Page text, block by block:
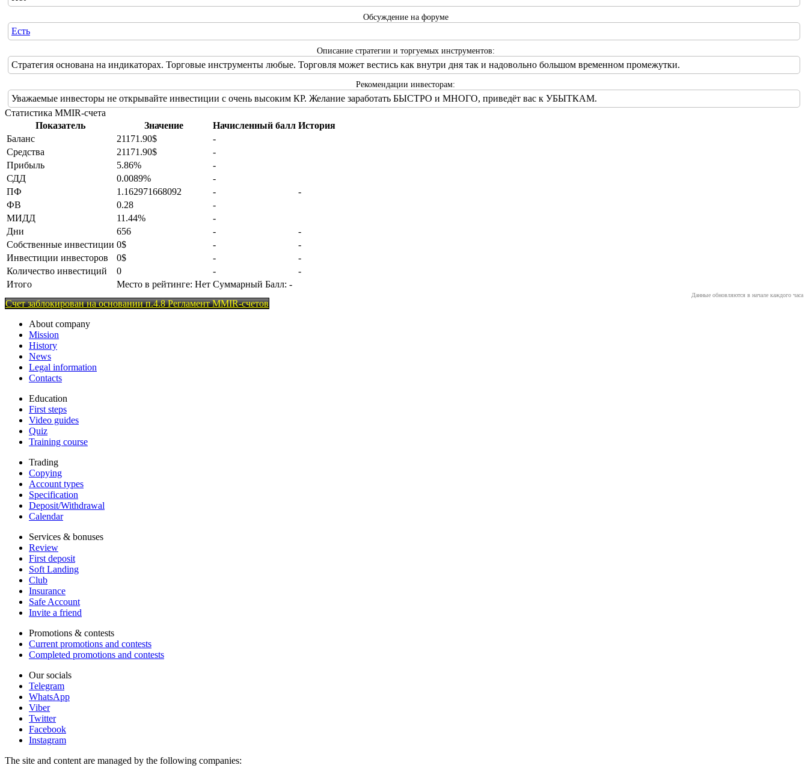
Обсуждение на форуме
Есть
Описание стратегии и торгуемых инструментов:
Стратегия основана на индикаторах. Торговые инструменты любые. Торговля может вестись как внутри дня так и надовольно большом временном промежутки.
Рекомендации инвесторам:
Уважаемые инвесторы не открывайте инвестиции с очень высоким КР. Желание заработать БЫСТРО и МНОГО, приведёт вас к УБЫТКАМ.
Статистика MMIR-счета
Показатель
Значение Начисленный балл История
Баланс
21171.90$
-
Средства
21171.90$
-
Прибыль
5.86%
-
СДД
0.0089%
-
ПФ
1.162971668092 -
-
ФВ
0.28
-
МИДД
11.44%
-
Дни
656 -
-
Собственные инвестиции 0$ -
-
Инвестиции инвесторов
0$ -
-
Количество инвестиций
0 -
-
Итого
Место в рейтинге: Нет Суммарный Балл: -
Данные обновляются в начале каждого часа
Счет заблокирован на основании п.4.8 Регламент MMIR-счетов
About company
Mission
History
News
Legal information
Contacts
Education
First steps
Video guides
Quiz
Training course
Trading
Copying
Account types
Specification
Deposit/Withdrawal
Calendar
Services & bonuses
Review
First deposit
Soft Landing
Club
Insurance
Safe Account
Invite a friend
Promotions & contests
Current promotions and contests
Completed promotions and contests
Our socials
Telegram
WhatsApp
Viber
Twitter
Facebook
Instagram
The site and content are managed by the following companies: